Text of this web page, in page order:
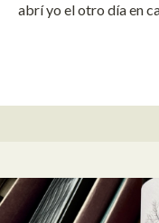
abrí yo el otro día en